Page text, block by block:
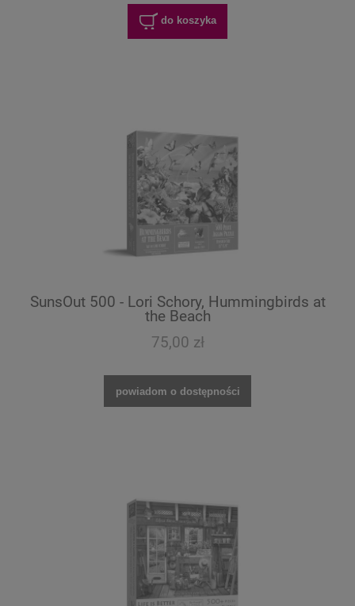
do koszyka
SunsOut 500 - Lori Schory, Hummingbirds at
the Beach
75,00 zł
powiadom o dostępności